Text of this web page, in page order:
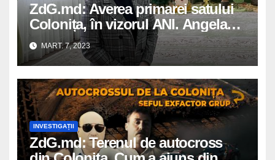
ZdG.md: Averea primarei satului
Colonița, în vizorul ANI. Angela
Zaporojan susține că ar construi
din anul 2019 o casă, deși ZdG a
scris despre locuința de milioane
încă în 2018
MART. 7, 2023
INVESTIGAȚII
ZdG.md: Terenul de autocross